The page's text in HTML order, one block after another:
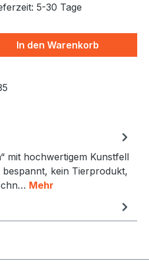
5-30 Tage
Gib den
In den Warenkorb
mit hochwertigem Kunstfell
kein Tierprodukt,
Mehr